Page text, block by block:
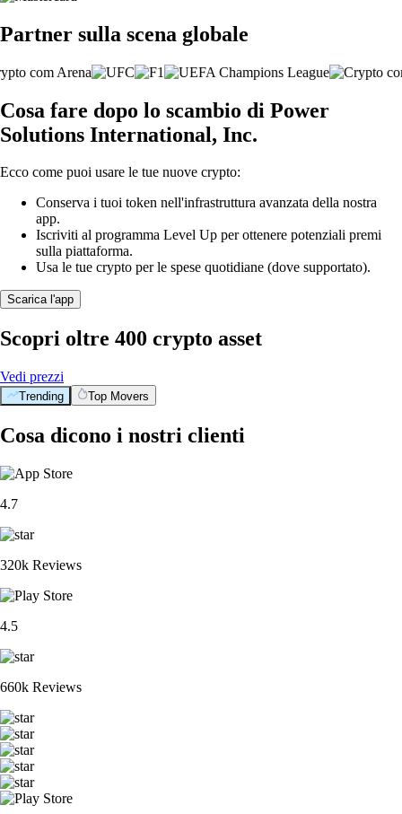
Partner sulla scena globale
Cosa fare dopo lo scambio di Power
Solutions International, Inc.
Ecco come puoi usare le tue nuove crypto:
Conserva i tuoi token nell'infrastruttura avanzata della nostra
app.
Iscriviti al programma Level Up per ottenere potenziali premi
sulla piattaforma.
Usa le tue crypto per le spese quotidiane (dove supportato).
Scarica l'app
Scopri oltre 400 crypto asset
Vedi prezzi
Trending Top Movers
Cosa dicono i nostri clienti
4.7
320k Reviews
4.5
660k Reviews